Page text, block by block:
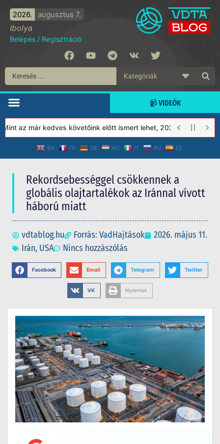
2026. augusztus 7.
Ibolya
Belépés / Regisztráció
📹 VIDEÓK
az már kedves követőink előtt ismert lehet, 2023-tól a Védett
EN FR DE HU IT RU ES
Rekordsebességgel csökkennek a
globális olajtartalékok az Iránnal vívott
háború miatt
vdtablog.hu Forrás: VadHajtások
2026. május 11.
Irán, USA Nincs hozzászólás
Facebook Email Telegram Twitter
VK Nyomtat